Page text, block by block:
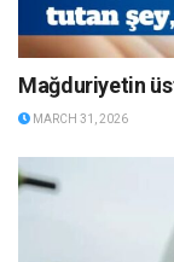
Mağduriyetin
MARCH 31, 2026